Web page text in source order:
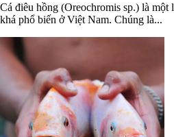
Cá điêu hồng (Oreochromis sp.) là
khá phổ biến ở Việt Nam. Chúng là...